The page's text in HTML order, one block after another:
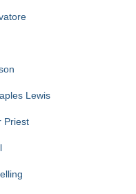
Lewis
Priest